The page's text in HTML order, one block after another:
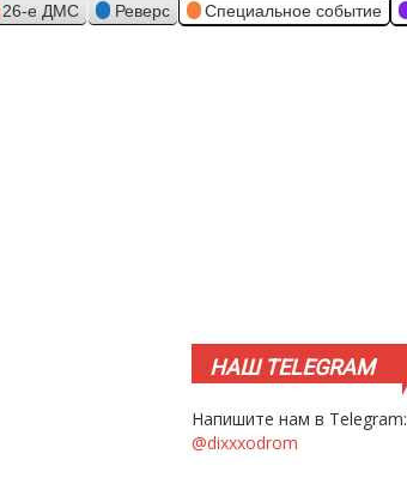
26-е ДМС Реверс Специальное событие
НАШTELEGRAM
Напишите нам в Telegram:
@dixxxodrom